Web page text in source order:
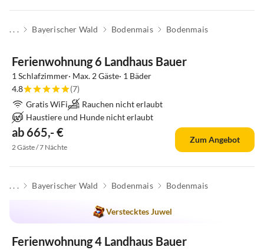
. . . Bayerischer Wald Bodenmais Bodenmais
Ferienwohnung 6 Landhaus Bauer
1 Schlafzimmer· Max. 2 Gäste· 1 Bäder
4.8
(7)
Gratis WiFi
Rauchen nicht erlaubt
Haustiere und Hunde nicht erlaubt
ab 665,- €
2 Gäste / 7 Nächte
Zum Angebot
. . . Bayerischer Wald Bodenmais Bodenmais
Verstecktes Juwel
Ferienwohnung 4 Landhaus Bauer